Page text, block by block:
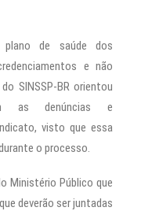
de saúde dos
e não
SINSSP-BR orientou
as denúncias e
visto que essa
o processo.
Ministério Público que
deverão ser juntadas